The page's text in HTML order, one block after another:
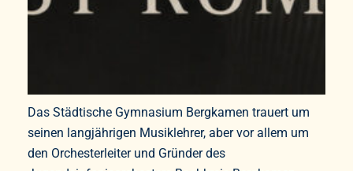
Das Städtische Gymnasium Bergkamen trauert um
seinen langjährigen Musiklehrer, aber vor allem um
den Orchesterleiter und Gründer des